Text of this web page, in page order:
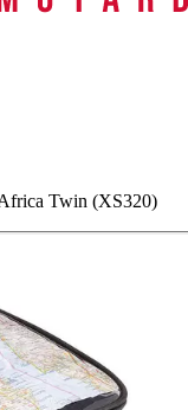
Twin (XS320)